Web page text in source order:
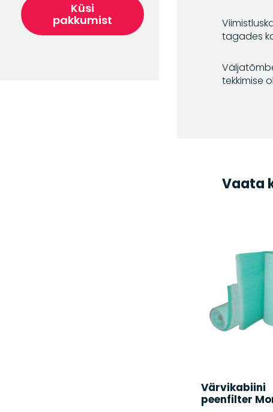
Küsi
pakkumist
tagades
tekkimise
Vaata
Värvikabiini
peenfilter